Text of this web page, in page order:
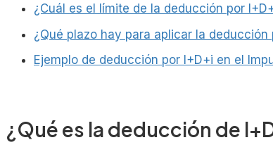
¿Cuál es el límite de la deducción por
¿Qué plazo hay para aplicar la deducción
Ejemplo de deducción por I+D+i en el
¿Qué es la deducción de